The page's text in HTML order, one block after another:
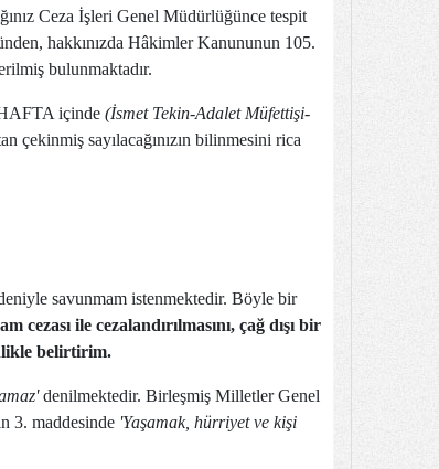
Ceza İşleri Genel Müdürlüğünce tespit
hakkınızda Hâkimler Kanununun 105.
bulunmaktadır.
içinde (İsmet Tekin-Adalet Müfettişi-
çekinmiş sayılacağınızın bilinmesini rica
savunmam istenmektedir. Böyle bir
ile cezalandırılmasını, çağ dışı bir
belirtirim.
denilmektedir. Birleşmiş Milletler Genel
3. maddesinde 'Yaşamak, hürriyet ve kişi